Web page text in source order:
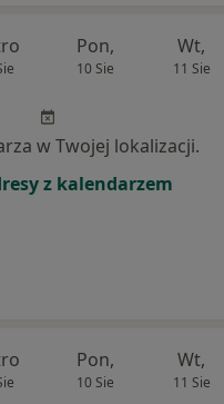
Pon,
10 Sie
Wt,
11 Sie
w Twojej lokalizacji.
z kalendarzem
Pon,
10 Sie
Wt,
11 Sie